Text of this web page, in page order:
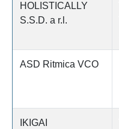
HOLISTICALLY
S.S.D. a r.l.
ASD Ritmica VCO
IKIGAI